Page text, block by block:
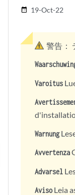
date_range 19-Oct-22
警告：
Varoitus
Warnung
Avvertenza
Advarsel
AvisoLeia